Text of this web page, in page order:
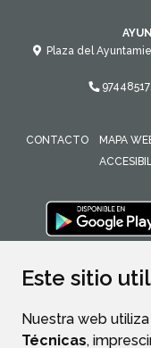
Este sitio
Nuestra web
Técnicas,
Plaza del
CONTACTO MAPA